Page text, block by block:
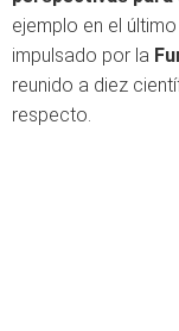
ejemplo en el
impulsado por la
reunido a diez
respecto.